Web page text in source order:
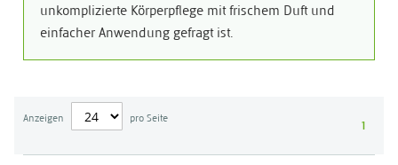
unkomplizierte Körperpflege mit frischem Duft und
einfacher Anwendung gefragt ist.
Anzeigen pro Seite 1